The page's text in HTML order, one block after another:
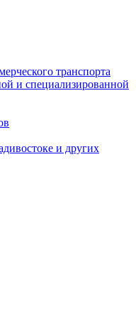
транспорта
и специализированной
и других